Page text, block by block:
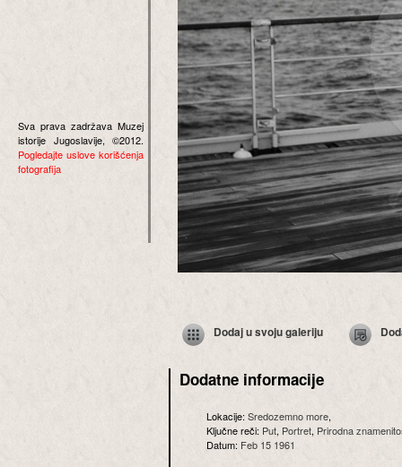
Sva prava zadržava Muzej
istorije Jugoslavije, ©2012.
Pogledajte uslove korišćenja
fotografija
Dodaj u svoju galeriju
Dodatne informacije
Lokacije:Sredozemno more,
Ključne reči: Put, Portret, Prirodna
Datum: Feb 15 1961